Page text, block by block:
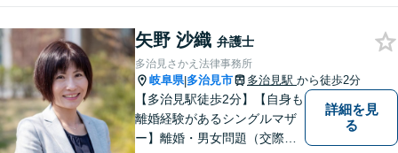
弁護士という垣根を超えて、
良きパートナーとして貢献し
ます。【会社勤務経験あり】
矢野 沙織 弁護士
多治見さかえ法律事務所
岐阜県|多治見市 多治見駅 から徒歩2分
【多治見駅徒歩2分】【自身も
離婚経験があるシングルマザ
ー】離婚・男女問題（交際ト
詳細を見
る